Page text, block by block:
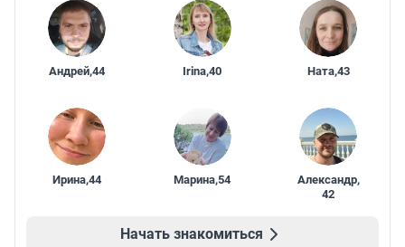
Андрей,44 Irina,40 Ната,43
Ирина,44 Марина,54 Александр,
42
Начать знакомиться